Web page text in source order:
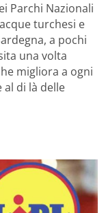
Parchi Nazionali
turchesi e
a pochi
una volta
migliora a ogni
di là delle